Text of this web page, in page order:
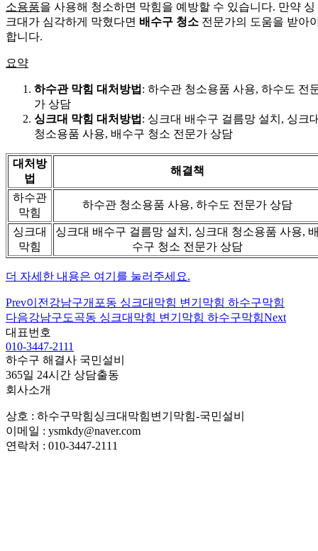
소용품을 사용해 청소하면 막힘을 예방할 수 있습니다. 만약 싱
크대가 심각하게 막혔다면 배수구 청소 전문가의 도움을 받아
합니다.
요약
하수관 막힘 대처방법 : 하수관 청소용품 사용, 하수도 전
가 상담
싱크대 막힘 대처방법 : 싱크대 배수구 걸름망 설치, 싱크
청소용품 사용, 배수구 청소 전문가 상담
대처방
법
해결책
하수관
막힘
하수관 청소용품 사용, 하수도 전문가 상담
싱크대
막힘
싱크대 배수구 걸름망 설치, 싱크대 청소용품 사용,
수구 청소 전문가 상담
더 자세한 내용은 여기를 눌러주세요.
Prev이전 강남구개포동 싱크대막힘 변기막힘 하수구막힘
다음강남구도곡동 싱크대막힘 변기막힘 하수구막힘Next
대표번호
010-3447-2111
하수구 해결사 국민설비
365일 24시간 상담출동
회사소개
상호 : 하수구막힘싱크대막힘변기막힘-국민설비
이메일 : ysmkdy@naver.com
연락처 : 010-3447-2111